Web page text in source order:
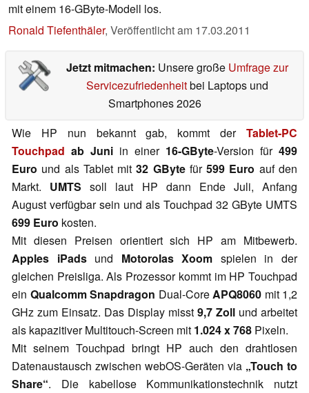
mit einem 16-GByte-Modell los.
Ronald Tiefenthäler, Veröffentlicht am 17.03.2011
Jetzt mitmachen: Unsere große Umfrage zur
Servicezufriedenheitbei Laptops und
Smartphones 2026
Wie HP nun bekannt gab, kommt der Tablet-PC
Touchpad ab Juni in einer 16-GByte-Version für 499
Euro und als Tablet mit32 GBytefür599 Euro auf den
Markt. UMTS soll laut HP dann Ende Juli, Anfang
August verfügbar sein und als Touchpad 32 GByte UMTS
699 Euro kosten.
Mit diesen Preisen orientiert sich HP am Mitbewerb.
Apples iPadsund Motorolas Xoom spielen in der
gleichen Preisliga. Als Prozessor kommt im HP Touchpad
ein Qualcomm Snapdragon Dual-CoreAPQ8060 mit 1,2
GHz zum Einsatz. Das Display misst 9,7 Zoll und arbeitet
als kapazitiver Multitouch-Screen mit 1.024 x 768 Pixeln.
Mit seinem Touchpad bringt HP auch den drahtlosen
Datenaustausch zwischen webOS-Geräten via „Touch to
Share“. Die kabellose Kommunikationstechnik nutzt